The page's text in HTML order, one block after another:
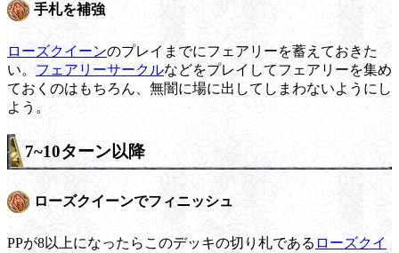
手札を補強
ローズクイーンのプレイまでにフェアリーを蓄えておきた
い。 フェアリーサークルなどをプレイしてフェアリーを集め
ておくのはもちろん、無闇に場に出してしまわないようにし
よう。
7~10ターン以降
ローズクイーンでフィニッシュ
PPが8以上になったらこのデッキの切り札である ローズクイ